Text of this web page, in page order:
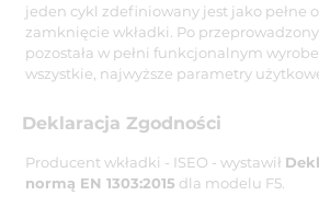
jeden cykl zdefiniowany jest jako pełne
zamknięcie wkładki. Po
pozostała w pełni funkcjonalnym
wszystkie, najwyższe parametry
Deklaracja Zgodności
Producent wkładki - ISEO - wystawił
normą EN 1303:2015 dla modelu F5.